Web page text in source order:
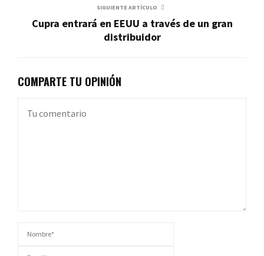
SIGUIENTE ARTÍCULO
Cupra entrará en EEUU a través de un gran
distribuidor
COMPARTE TU OPINIÓN